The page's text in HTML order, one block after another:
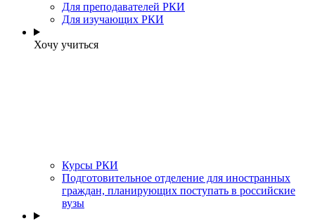
Для преподавателей РКИ
Для изучающих РКИ
Хочу учиться
Курсы РКИ
Подготовительное отделение для иностранных
граждан, планирующих поступать в российские
вузы